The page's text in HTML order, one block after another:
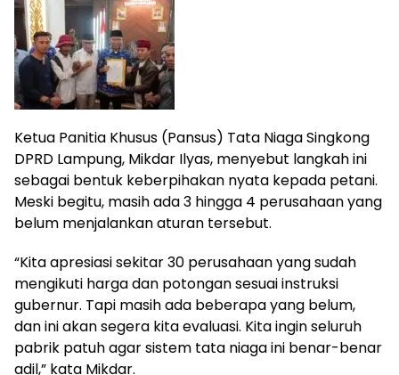
Ketua Panitia Khusus (Pansus) Tata Niaga Singkong
DPRD Lampung, Mikdar Ilyas, menyebut langkah ini
sebagai bentuk keberpihakan nyata kepada petani.
Meski begitu, masih ada 3 hingga 4 perusahaan yang
belum menjalankan aturan tersebut.
“Kita apresiasi sekitar 30 perusahaan yang sudah
mengikuti harga dan potongan sesuai instruksi
gubernur. Tapi masih ada beberapa yang belum,
dan ini akan segera kita evaluasi. Kita ingin seluruh
pabrik patuh agar sistem tata niaga ini benar-benar
adil,” kata Mikdar.